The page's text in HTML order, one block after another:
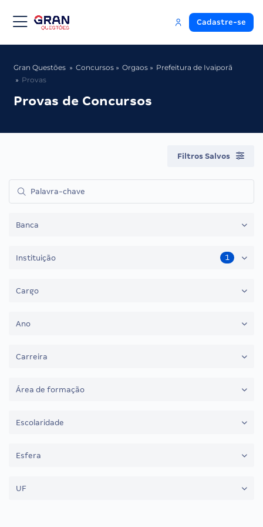
Cadastre-se
Gran Questões Concursos Orgaos
Prefeitura de Ivaiporã
Provas
Provas de Concursos
Filtros Salvos
Banca
Instituição 1
Cargo
Ano
Carreira
Área de formação
Escolaridade
Esfera
UF